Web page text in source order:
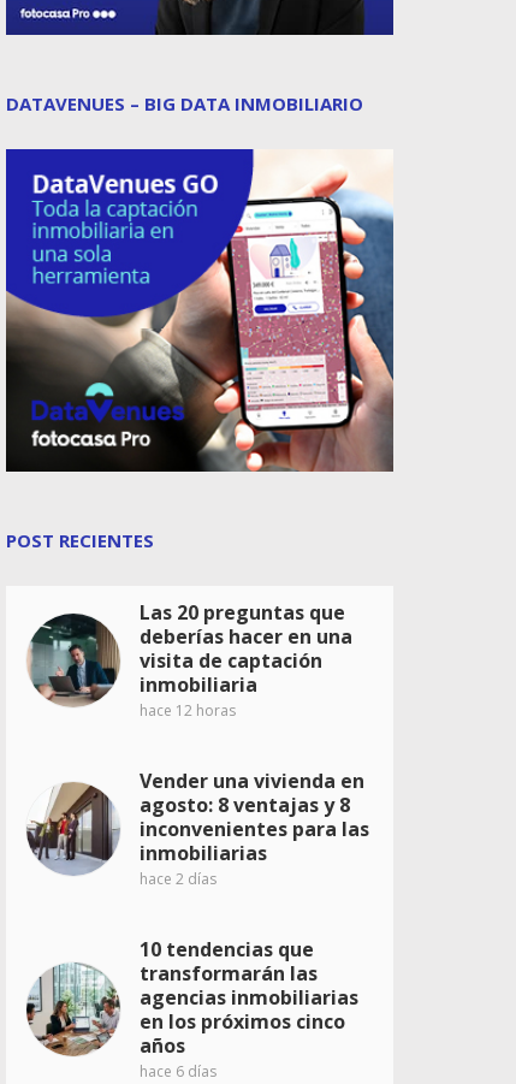
DATAVENUES – BIG DATA INMOBILIARIO
POST RECIENTES
Las 20 preguntas que
deberías hacer en una
visita de captación
inmobiliaria
hace 12 horas
Vender una vivienda en
agosto: 8 ventajas y 8
inconvenientes para las
inmobiliarias
hace 2 días
10 tendencias que
transformarán las
agencias inmobiliarias
en los próximos cinco
años
hace 6 días